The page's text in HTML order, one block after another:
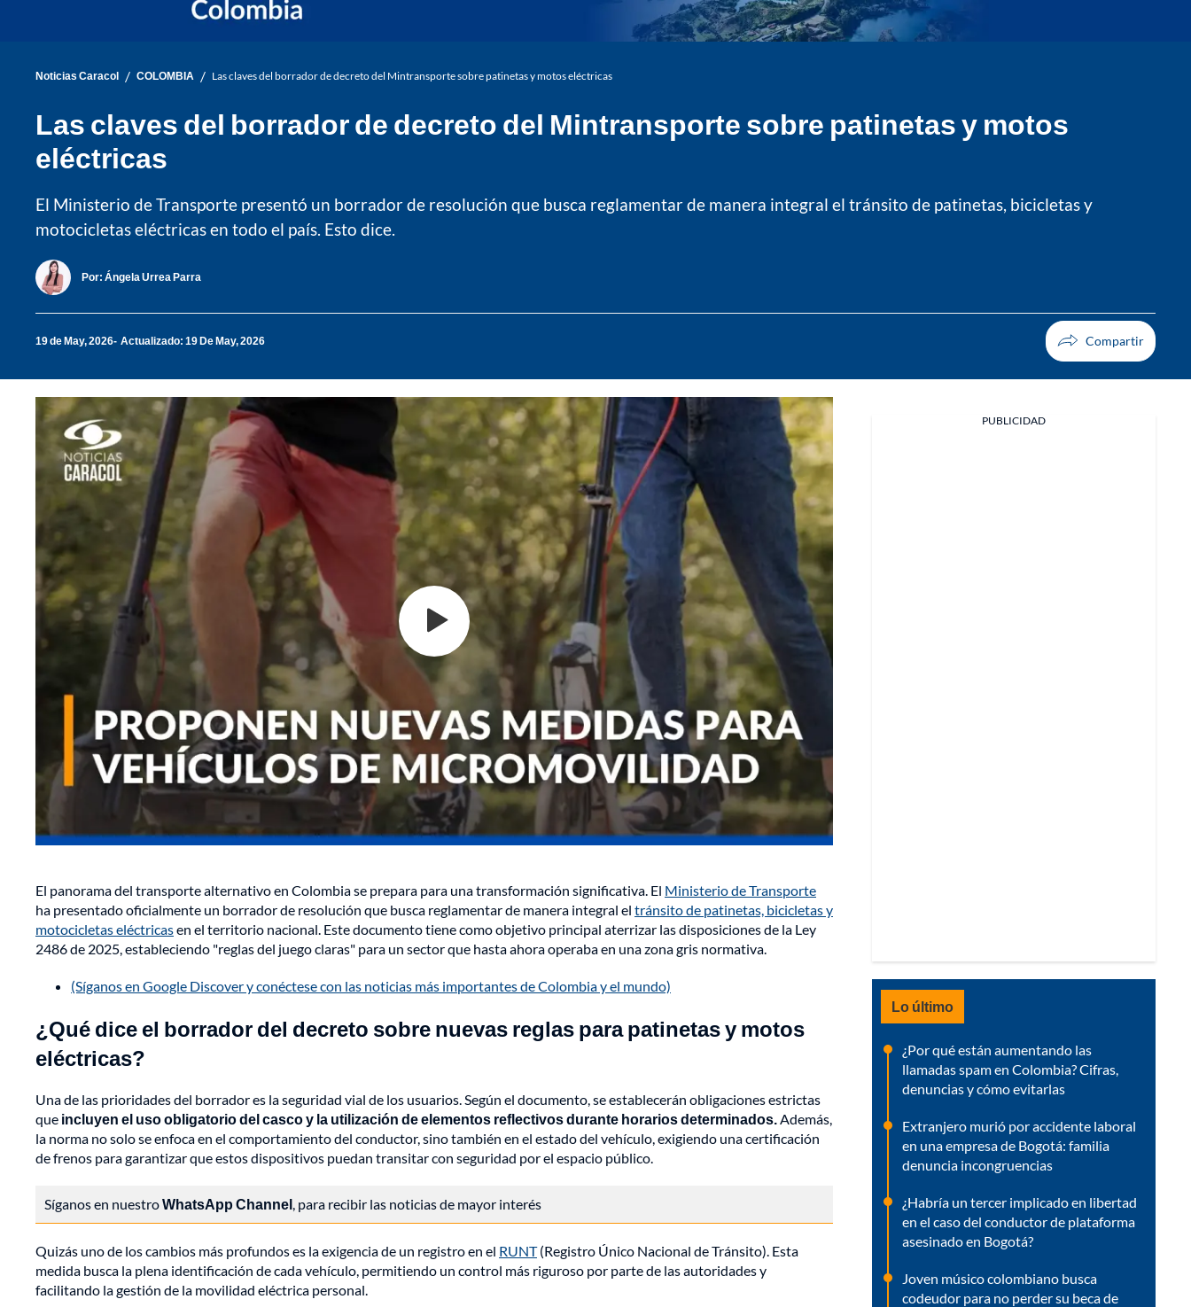
Noticias Caracol / COLOMBIA / Las claves del borrador de decreto del Mintransporte sobre patinetas y motos eléctricas
Las claves del borrador de decreto del Mintransporte sobre patinetas y motos
eléctricas
El Ministerio de Transporte presentó un borrador de resolución que busca reglamentar de manera integral el tránsito de patinetas, bicicletas y
motocicletas eléctricas en todo el país. Esto dice.
Por: Ángela Urrea Parra
19 de May, 2026 Actualizado: 19 De May, 2026
El panorama del transporte alternativo en Colombia se prepara para una transformación significativa. El Ministerio de Transporte
ha presentado oficialmente un borrador de resolución que busca reglamentar de manera integral el tránsito de patinetas, bicicletas y
motocicletas eléctricasen el territorio nacional. Este documento tiene como objetivo principal aterrizar las disposiciones de la Ley
2486 de 2025, estableciendo "reglas del juego claras" para un sector que hasta ahora operaba en una zona gris normativa.
(Síganos en Google Discover y conéctese con las noticias más importantes de Colombia y el mundo)
¿Qué dice el borrador del decreto sobre nuevas reglas para patinetas y motos
eléctricas?
Una de las prioridades del borrador es la seguridad vial de los usuarios. Según el documento, se establecerán obligaciones estrictas
que incluyen el uso obligatorio del casco y la utilización de elementos reflectivos durante horarios determinados.Además,
la norma no solo se enfoca en el comportamiento del conductor, sino también en el estado del vehículo, exigiendo una certificación
de frenos para garantizar que estos dispositivos puedan transitar con seguridad por el espacio público.
Síganos en nuestroWhatsApp Channel, para recibir las noticias de mayor interés
Quizás uno de los cambios más profundos es la exigencia de un registro en el RUNT(Registro Único Nacional de Tránsito). Esta
medida busca la plena identificación de cada vehículo, permitiendo un control más riguroso por parte de las autoridades y
facilitando la gestión de la movilidad eléctrica personal.
PUBLICIDAD
Lo último
¿Por qué están aumentando las
llamadas spam en Colombia? Cifras,
denuncias y cómo evitarlas
Extranjero murió por accidente laboral
en una empresa de Bogotá: familia
denuncia incongruencias
¿Habría un tercer implicado en libertad
en el caso del conductor de plataforma
asesinado en Bogotá?
Joven músico colombiano busca
codeudor para no perder su beca de